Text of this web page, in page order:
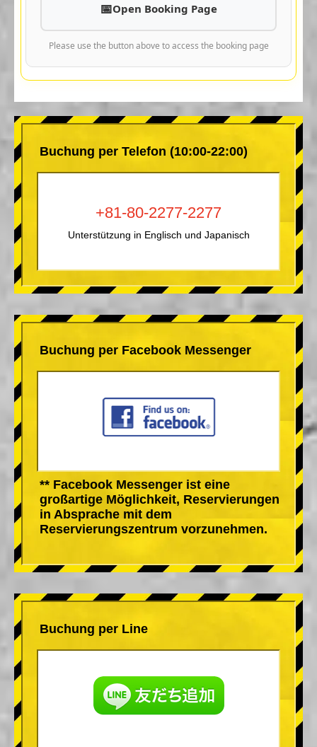
Open Booking Page
Please use the button above to access the booking page
Buchung per Telefon (10:00-22:00)
+81-80-2277-2277
Unterstützung in Englisch und Japanisch
Buchung per Facebook Messenger
** Facebook Messenger ist eine
großartige Möglichkeit, Reservierungen
in Absprache mit dem
Reservierungszentrum vorzunehmen.
Buchung per Line